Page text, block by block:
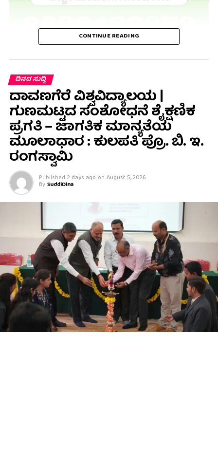
CONTINUE READING
ದಿನದ ಸುದ್ದಿ
ದಾವಣಗೆರೆ ವಿಶ್ವವಿದ್ಯಾಲಯ |
ಗುಣಮಟ್ಟದ ಸಂಶೋಧನೆ ಶೈಕ್ಷಣಿಕ
ಪ್ರಗತಿ – ಜಾಗತಿಕ ಮಾನ್ಯತೆಯ
ಮೂಲಾಧಾರ : ಕುಲಪತಿ ಪ್ರೊ. ಬಿ. ಇ.
ರಂಗಸ್ವಾಮಿ
Published 2 days ago on August 5, 2026
By SuddiDina